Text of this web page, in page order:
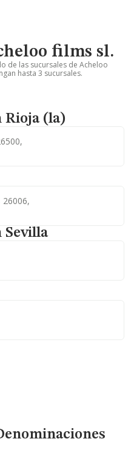
films sl.
de las sucursales de Acheloo
hasta 3 sucursales.
Rioja (la)
26006,
Sevilla
Comerciales